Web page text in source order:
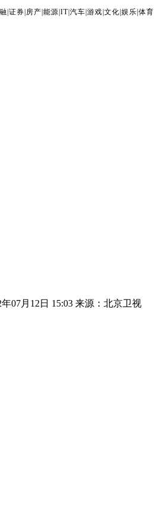
证券 房产 能源 IT| 汽车 游戏 文化 娱乐 体育
07月12日 15:03 来源：北京卫视